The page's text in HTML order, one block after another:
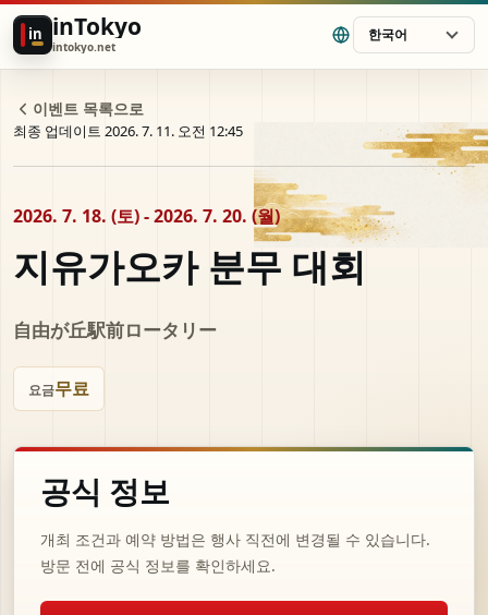
in inTokyo
intokyo.net
한국어
이벤트 목록으로
최종 업데이트 2026. 7. 11. 오전 12:45
2026. 7. 18. (토) - 2026. 7. 20. (월)
지유가오카 분무 대회
自由が丘駅前ロータリー
요금무료
공식 정보
개최 조건과 예약 방법은 행사 직전에 변경될 수 있습니다.
방문 전에 공식 정보를 확인하세요.